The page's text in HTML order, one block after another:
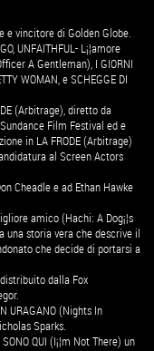
e vincitore di Golden Globe.
UNFAITHFUL- L¡¦amore
A Gentleman), I GIORNI
WOMAN, e SCHEGGE DI
(Arbitrage), diretto da
Film Festival ed e
in LA FRODE (Arbitrage)
al Screen Actors
Cheadle e ad Ethan Hawke
amico (Hachi: A Dog¡¦s
storia vera che descrive il
che decide di portarsi a
dalla Fox
URAGANO (Nights In
Sparks.
QUI (I¡¦m Not There) un